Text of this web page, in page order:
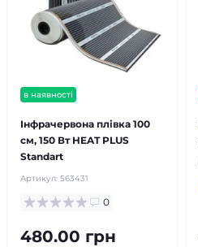
в наявності
Інфрачервона плівка 100
см, 150 Вт HEAT PLUS
Standart
Артикул: 563431
0
480.00 грн